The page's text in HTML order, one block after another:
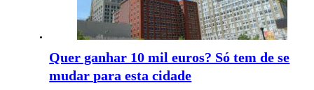
Quer ganhar 10 mil euros? Só tem de se
mudar para esta cidade